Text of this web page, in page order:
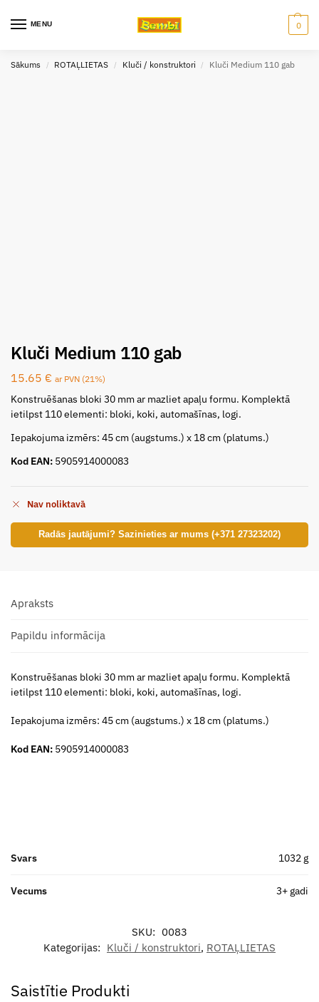
MENU 0
Sākums / ROTAĻLIETAS / Kluči / konstruktori / Kluči Medium 110 gab
Kluči Medium 110 gab
15.65 € ar PVN (21%)
Konstruēšanas bloki 30 mm ar mazliet apaļu formu. Komplektā
ietilpst 110 elementi: bloki, koki, automašīnas, logi.
Iepakojuma izmērs: 45 cm (augstums.) x 18 cm (platums.)
Kod EAN: 5905914000083
Nav noliktavā
Radās jautājumi? Sazinieties ar mums (+371 27323202)
Apraksts
Papildu informācija
Konstruēšanas bloki 30 mm ar mazliet apaļu formu. Komplektā
ietilpst 110 elementi: bloki, koki, automašīnas, logi.
Iepakojuma izmērs: 45 cm (augstums.) x 18 cm (platums.)
Kod EAN: 5905914000083
Svars 1032 g
Vecums 3+ gadi
SKU: 0083
Kategorijas: Kluči / konstruktori, ROTAĻLIETAS
Saistītie Produkti